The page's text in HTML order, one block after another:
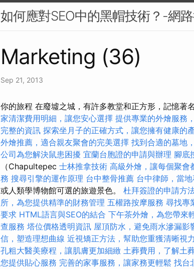
如何應對SEO中的黑帽技術？-網
Marketing (36)
Sep 21, 2013
你的旅程 在廢墟之城，有許多教堂和正方形，記憶著
家清潔費用明細，讓您安心選擇 提供專業的外燴服務
完整的資訊 探索坐月子的正確方式，讓您擁有健康的
外燴推薦，適合親友聚會的完美選擇 找到合適的墓地
公司為您解決鼠患困擾 宜蘭台胞證的申請與辦理 腳底
（Chapultepec 士林推拿技術 高級外燴，讓每個聚會
務 搜尋引擎的運作原理 台中整骨推薦 台中律師，當
或人類學博物館可選的旅遊景色。 杜拜簽證的申請方
所，為您提供精準的財務管理 五權路按摩服務 尋找專
要求 HTML語言與SEO的結合 下午茶外燴，為您帶來
查服務 塔位價格透明資訊 屋頂防水，避免雨水滲漏影
信，塑造理想曲線 近視矯正方法，幫助您重獲清晰視力
孔粗大醫美療程，讓肌膚更加細緻 土葬費用，了解土
您提供貼心服務 完善的家事服務，讓家務更輕鬆 找台